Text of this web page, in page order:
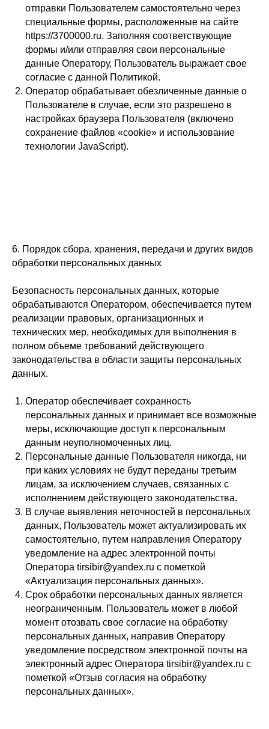
отправки Пользователем самостоятельно через
специальные формы, расположенные на сайте
https://3700000.ru. Заполняя соответствующие
формы и/или отправляя свои персональные
данные Оператору, Пользователь выражает свое
согласие с данной Политикой.
Оператор обрабатывает обезличенные данные о
Пользователе в случае, если это разрешено в
настройках браузера Пользователя (включено
сохранение файлов «cookie» и использование
технологии JavaScript).
6. Порядок сбора, хранения, передачи и других видов
обработки персональных данных
Безопасность персональных данных, которые
обрабатываются Оператором, обеспечивается путем
реализации правовых, организационных и
технических мер, необходимых для выполнения в
полном объеме требований действующего
законодательства в области защиты персональных
данных.
Оператор обеспечивает сохранность
персональных данных и принимает все возможные
меры, исключающие доступ к персональным
данным неуполномоченных лиц.
Персональные данные Пользователя никогда, ни
при каких условиях не будут переданы третьим
лицам, за исключением случаев, связанных с
исполнением действующего законодательства.
В случае выявления неточностей в персональных
данных, Пользователь может актуализировать их
самостоятельно, путем направления Оператору
уведомление на адрес электронной почты
Оператора tirsibir@yandex.ru с пометкой
«Актуализация персональных данных».
Срок обработки персональных данных является
неограниченным. Пользователь может в любой
момент отозвать свое согласие на обработку
персональных данных, направив Оператору
уведомление посредством электронной почты на
электронный адрес Оператора tirsibir@yandex.ru с
пометкой «Отзыв согласия на обработку
персональных данных».